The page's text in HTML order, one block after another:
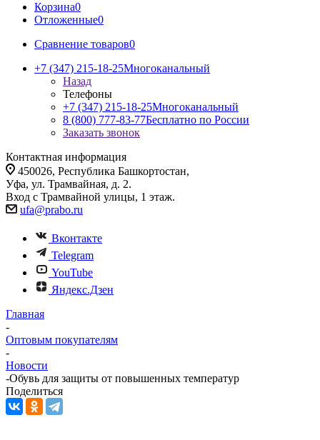
Корзина0
Отложенные0
Сравнение товаров0
+7 (347) 215-18-25Многоканальный
Назад
Телефоны
+7 (347) 215-18-25Многоканальный
8 (800) 777-83-77Бесплатно по России
Заказать звонок
Контактная информация
450026, Республика Башкортостан,
Уфа, ул. Трамвайная, д. 2.
Вход с Трамвайной улицы, 1 этаж.
ufa@prabo.ru
Вконтакте
Telegram
YouTube
Яндекс.Дзен
Главная
-
Оптовым покупателям
-
Новости
-Обувь для защиты от повышенных температур
Поделиться